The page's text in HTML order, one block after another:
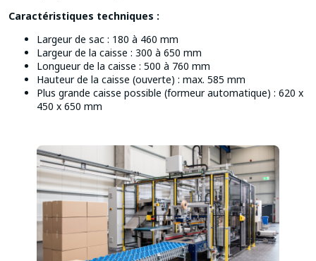
Caractéristiques techniques :
Largeur de sac : 180 à 460 mm
Largeur de la caisse : 300 à 650 mm
Longueur de la caisse : 500 à 760 mm
Hauteur de la caisse (ouverte) : max. 585 mm
Plus grande caisse possible (formeur automatique) : 620 x
450 x 650 mm